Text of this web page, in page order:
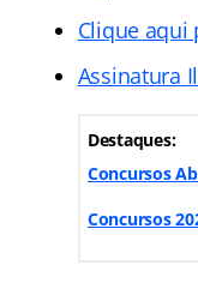
Clique aqui
Assinatura
Destaques:
Concursos
Concursos